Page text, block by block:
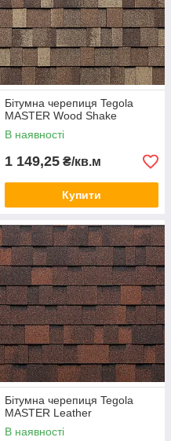
Бітумна черепиця Tegola
MASTER Wood Shake
В наявності
1 149,25 ₴/кв.м
Купити
Бітумна черепиця Tegola
MASTER Leather
В наявності